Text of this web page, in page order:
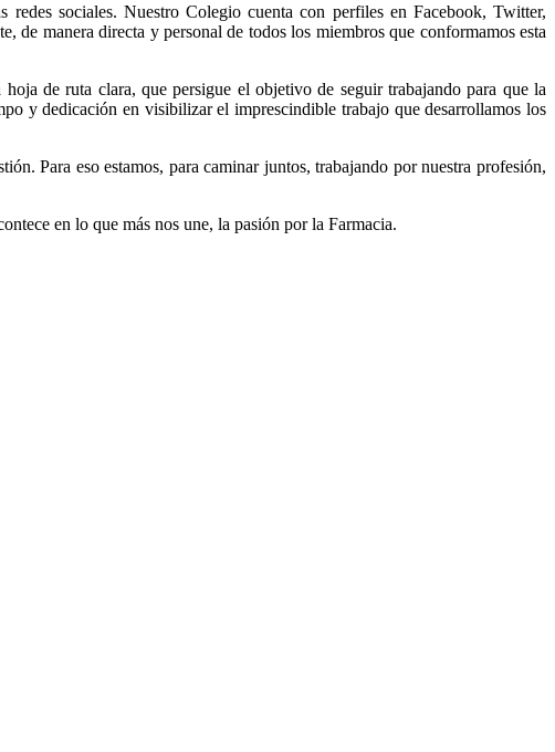
sociales. Nuestro Colegio cuenta con perfiles en Facebook, Twitter,
manera directa y personal de todos los miembros que conformamos esta
de ruta clara, que persigue el objetivo de seguir trabajando para que la
y dedicación en visibilizar el imprescindible trabajo que desarrollamos los
Para eso estamos, para caminar juntos, trabajando por nuestra profesión,
en lo que más nos une, la pasión por la Farmacia.